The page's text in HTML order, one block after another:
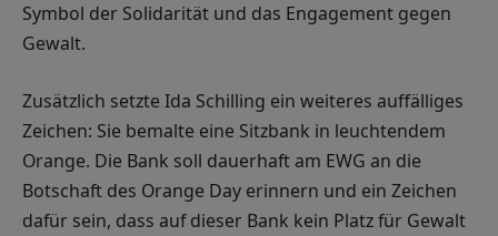
Symbol der Solidarität und das Engagement gegen
Gewalt.
Zusätzlich setzte Ida Schilling ein weiteres auffälliges
Zeichen: Sie bemalte eine Sitzbank in leuchtendem
Orange. Die Bank soll dauerhaft am EWG an die
Botschaft des Orange Day erinnern und ein Zeichen
dafür sein, dass auf dieser Bank kein Platz für Gewalt